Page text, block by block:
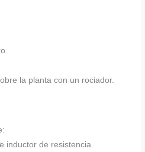
la planta con un rociador.
inductor de resistencia.